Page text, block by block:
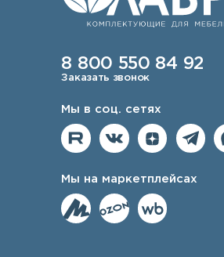
8 800 550 84 92
Заказать звонок
Мы в соц. сетях
Мы на маркетплейсах